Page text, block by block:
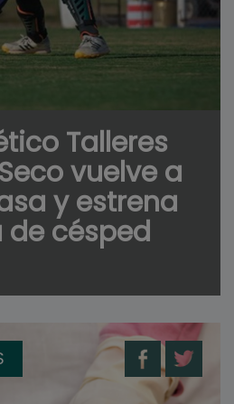
Talleres
vuelve a
y estrena
césped